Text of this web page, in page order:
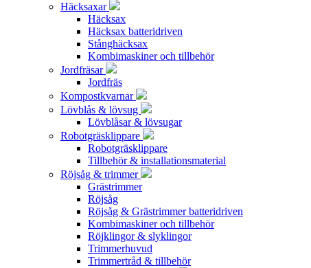
Häcksaxar
Häcksax
Häcksax batteridriven
Stånghäcksax
Kombimaskiner och tillbehör
Jordfräsar
Jordfräs
Kompostkvarnar
Lövblås & lövsug
Lövblåsar & lövsugar
Robotgräsklippare
Robotgräsklippare
Tillbehör & installationsmaterial
Röjsåg & trimmer
Grästrimmer
Röjsåg
Röjsåg & Grästrimmer batteridriven
Kombimaskiner och tillbehör
Röjklingor & slyklingor
Trimmerhuvud
Trimmertråd & tillbehör